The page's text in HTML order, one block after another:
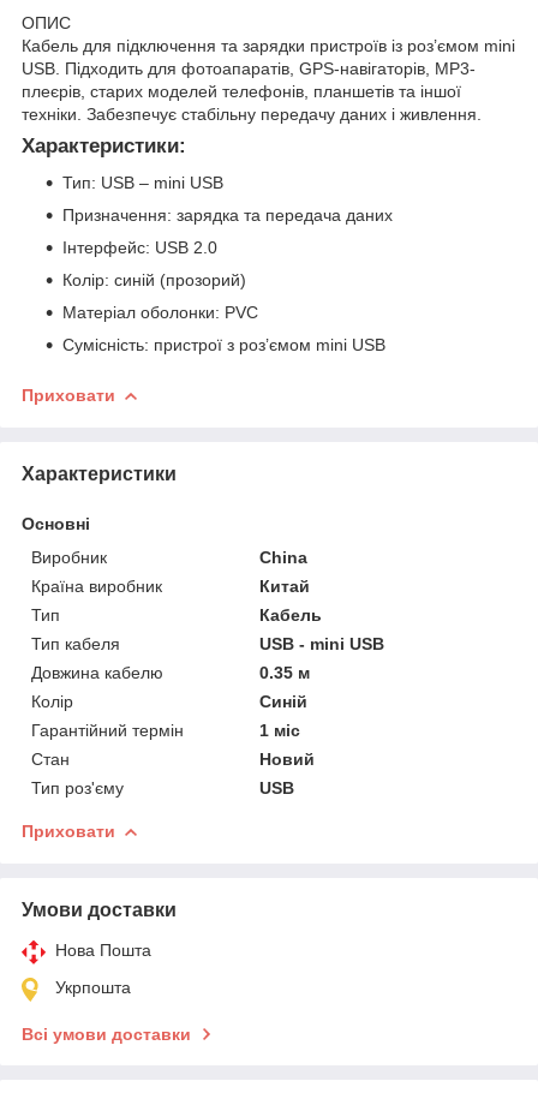
ОПИС
Кабель для підключення та зарядки пристроїв із роз’ємом mini
USB. Підходить для фотоапаратів, GPS-навігаторів, MP3-
плеєрів, старих моделей телефонів, планшетів та іншої
техніки. Забезпечує стабільну передачу даних і живлення.
Характеристики:
Тип: USB – mini USB
Призначення: зарядка та передача даних
Інтерфейс: USB 2.0
Колір: синій (прозорий)
Матеріал оболонки: PVC
Сумісність: пристрої з роз’ємом mini USB
Приховати
Характеристики
Основні
Виробник
China
Країна виробник
Китай
Тип
Кабель
Тип кабеля
USB - mini USB
Довжина кабелю
0.35 м
Колір
Синій
Гарантійний термін
1 міс
Стан
Новий
Тип роз'єму
USB
Приховати
Умови доставки
Нова Пошта
Укрпошта
Всі умови доставки